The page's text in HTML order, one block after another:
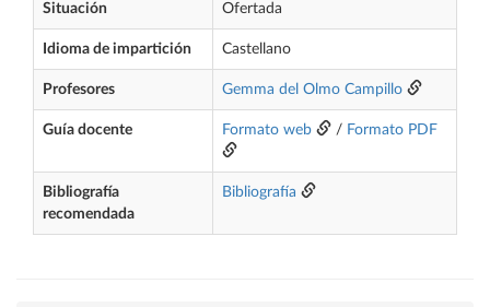
Situación Ofertada
Idioma de impartición Castellano
Profesores Gemma del Olmo Campillo
Guía docente Formato web / Formato PDF
Bibliografía
recomendada
Bibliografía